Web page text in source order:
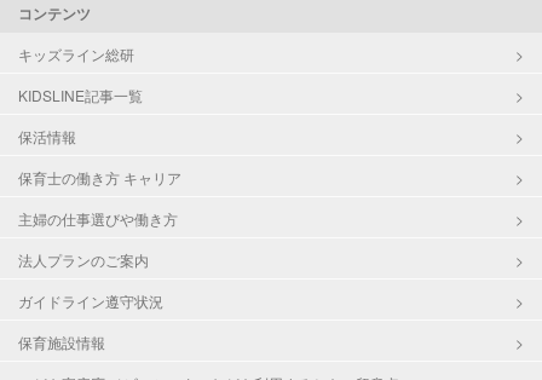
コンテンツ
キッズライン総研
KIDSLINE記事一覧
保活情報
保育士の働き方 キャリア
主婦の仕事選びや働き方
法人プランのご案内
ガイドライン遵守状況
保育施設情報